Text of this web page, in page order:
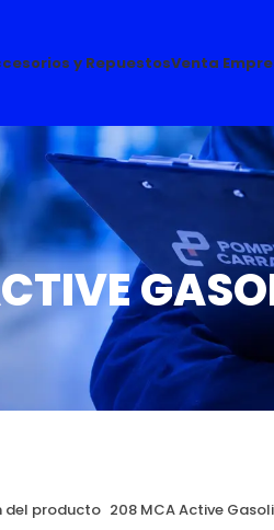
y RepuestosVenta
del producto 208 MCA Active